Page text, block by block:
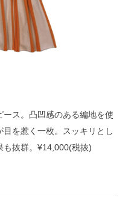
ス。凸凹感のある編地を使
を惹く一枚。スッキリとし
も抜群。¥14,000(税抜)